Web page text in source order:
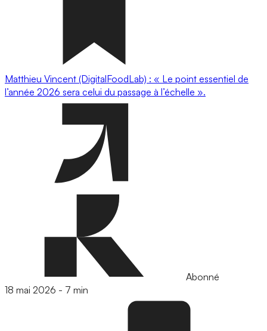
Matthieu Vincent (DigitalFoodLab) : « Le point essentiel de
l’année 2026 sera celui du passage à l’échelle ».
Abonné
18 mai 2026 - 7 min